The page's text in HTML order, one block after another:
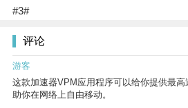
#3#
评论
游客
这款加速器VPM应用程序可以给你提供最
助你在网络上自由移动。